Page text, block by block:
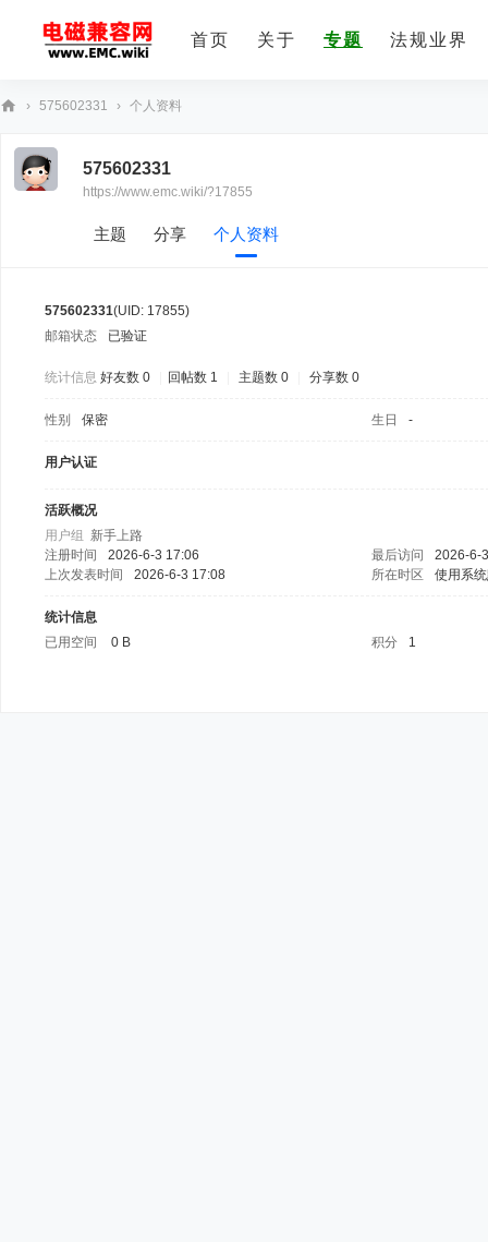
首页 关于 专题 法规业界
› 575602331 › 个人资料
575602331
https://www.emc.wiki/?17855
主题 分享 个人资料
575602331(UID: 17855)
邮箱状态
已验证
统计信息 好友数 0 回帖数 1 主题数 0 分享数 0
性别 保密 生日 -
用户认证
活跃概况
用户组 新手上路
注册时间
2026-6-3 17:06 最后访问
2026-6-
上次发表时间
2026-6-3 17:08 所在时区 使用系
统计信息
已用空间
0 B 积分 1